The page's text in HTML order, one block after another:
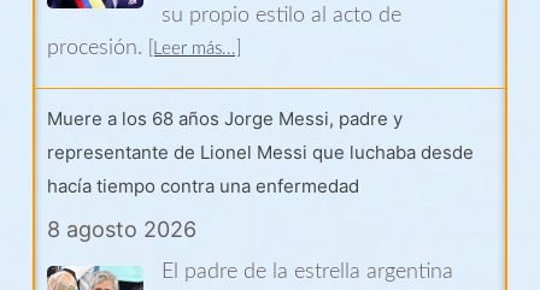
su propio estilo al acto de
procesión.
[Leer más...]
Muere a los 68 años Jorge Messi, padre y
representante de Lionel Messi que luchaba desde
hacía tiempo contra una enfermedad
8 agosto 2026
El padre de la estrella argentina